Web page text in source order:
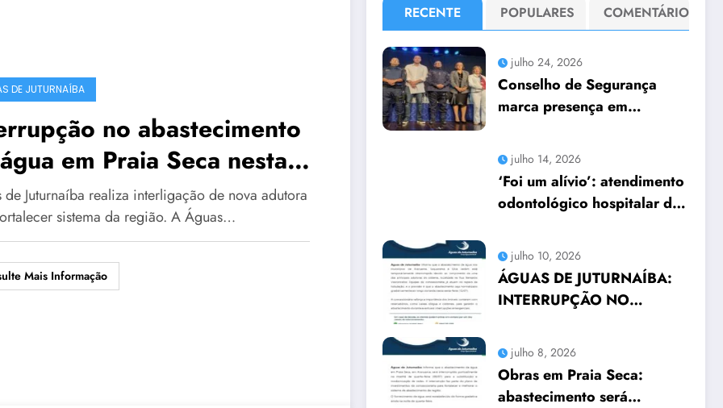
DE JUTURNAÍBA
no abastecimento
em Praia Seca nesta
feira
de Juturnaíba realiza interligação de nova adutora
sistema da região. A Águas…
Mais Informação
RECENTE POPULARES COMENTÁRIO
julho 24, 2026
Conselho de Segurança
marca presença em
Municipal
julho 14, 2026
‘Foi um alívio’: atendimento
odontológico hospitalar da
transforma rotina de
famílias atípicas
julho 10, 2026
ÁGUAS DE JUTURNAÍBA:
INTERRUPÇÃO NO
TRÊS CIDADES
julho 8, 2026
Obras em Praia Seca:
abastecimento será